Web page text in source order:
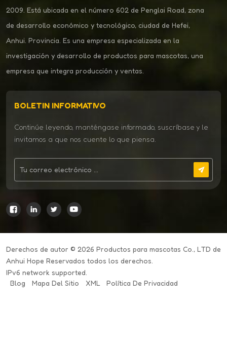
2009. Está ubicada en el número 602 de Penglai Road, zona
de desarrollo económico y tecnológico, ciudad de Hefei,
Anhui. Provincia. Es una empresa especializada en la
investigación y desarrollo de productos para mascotas, una
empresa que integra producción y ventas.
BOLETIN INFORMATIVO
Continúe leyendo, manténgase informado, suscríbase y le
invitamos a que nos cuente lo que piensa.
Derechos de autor © 2026 Productos para mascotas Co., LTD de
Anhui Hope Reservados todos los derechos.
IPv6 network supported.
Blog
Mapa Del Sitio XML Política De Privacidad